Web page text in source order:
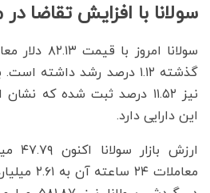
سولانا با افزایش تقاضا در
گذشته ۱.۱۲ درصد رشد داشته
نیز ۱۱.۵۲ درصد ثبت شده که
این دارایی دارد.
ارزش
معاملات